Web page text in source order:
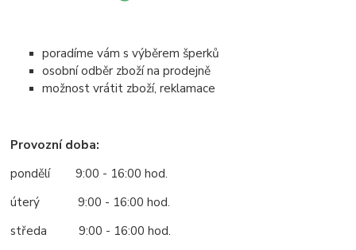
poradíme vám s výběrem šperků
osobní odběr zboží na prodejně
možnost vrátit zboží, reklamace
Provozní doba:
pondělí 9:00 - 16:00 hod.
úterý 9:00 - 16:00 hod.
středa 9:00 - 16:00 hod.